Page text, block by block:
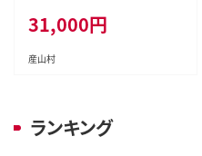
7年28年 農林水産大臣賞受賞
熊本県産山村《7-14日以内に出
荷予定(土日祝除く)》---ubuya
31,000円
産山村
ランキング